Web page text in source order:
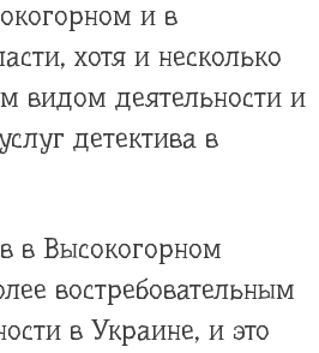
и в
хотя и несколько
видом деятельности и
детектива в
в Высокогорном
востребовательным
в Украине, и это